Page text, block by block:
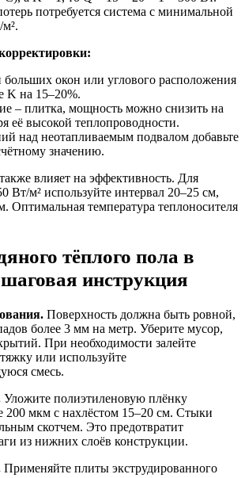
потребуется система с минимальной
окон или углового расположения
K на 15–20%.
– плитка, мощность можно снизить на
её высокой теплопроводности.
над неотапливаемым подвалом добавьте
значению.
влияет на эффективность. Для
Вт/м² используйте интервал 20–25 см,
Оптимальная температура теплоносителя
тёплого пола в
инструкция
Поверхность должна быть ровной,
более 3 мм на метр. Уберите мусор,
При необходимости залейте
или используйте
смесь.
Уложите полиэтиленовую плёнку
200 мкм с нахлёстом 15–20 см. Стыки
скотчем. Это предотвратит
из нижних слоёв конструкции.
Применяйте плиты экструдированного